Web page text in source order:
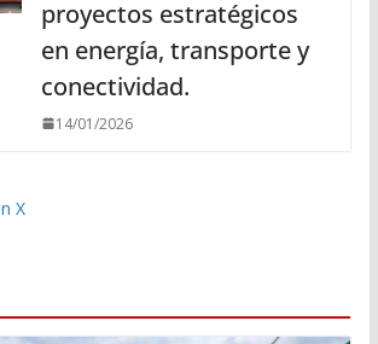
proyectos estratégicos
en energía, transporte y
conectividad.
14/01/2026
X